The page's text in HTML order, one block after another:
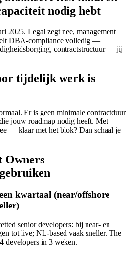
nodig hebt
2025. Legal zegt nee, management
DBA-compliance volledig —
contractstructuur — jij
tijdelijk werk is
Er is geen minimale contractduur
jouw roadmap nodig heeft. Met
— klaar met het blok? Dan schaal je
Owners
kwartaal (near/offshore
senior developers: bij near- en
tot live; NL-based vaak sneller. The
developers in 3 weken.